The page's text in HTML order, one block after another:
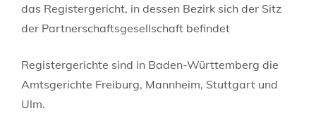
das Registergericht, in dessen Bezirk sich der Sitz
der Partnerschaftsgesellschaft befindet
Registergerichte sind in Baden-Württemberg die
Amtsgerichte Freiburg, Mannheim, Stuttgart und
Ulm.